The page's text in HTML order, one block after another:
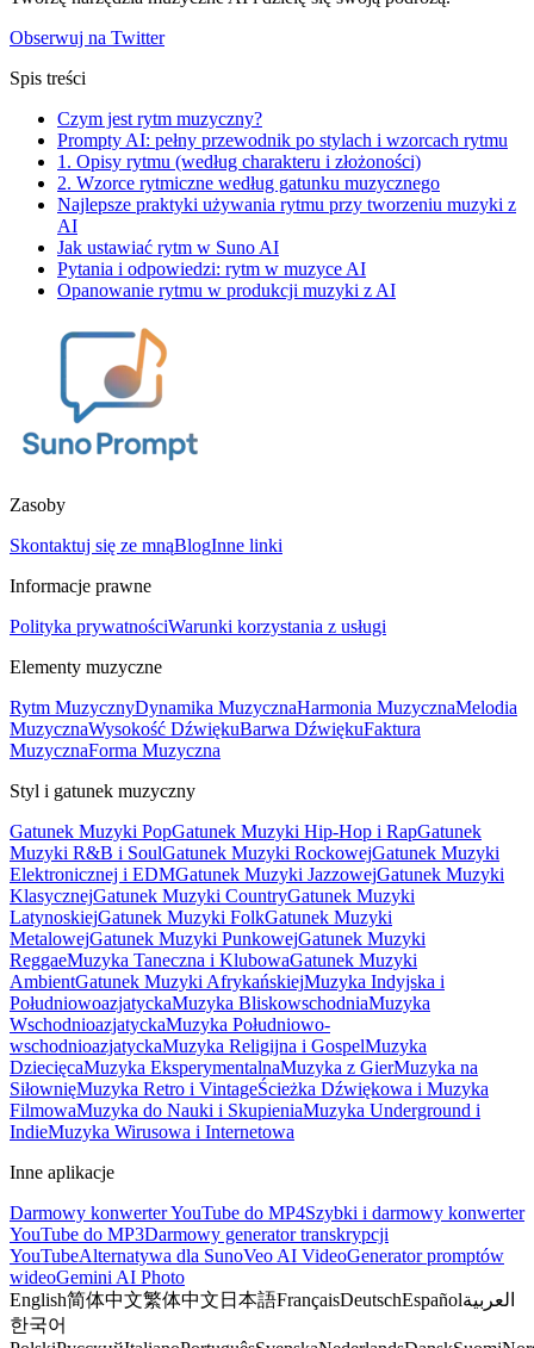
Obserwuj na Twitter
Spis treści
Czym jest rytm muzyczny?
Prompty AI: pełny przewodnik po stylach i wzorcach rytmu
1. Opisy rytmu (według charakteru i złożoności)
2. Wzorce rytmiczne według gatunku muzycznego
Najlepsze praktyki używania rytmu przy tworzeniu muzyki z
AI
Jak ustawiać rytm w Suno AI
Pytania i odpowiedzi: rytm w muzyce AI
Opanowanie rytmu w produkcji muzyki z AI
Zasoby
Skontaktuj się ze mnąBlogInne linki
Informacje prawne
Polityka prywatnościWarunki korzystania z usługi
Elementy muzyczne
Rytm MuzycznyDynamika MuzycznaHarmonia MuzycznaMelodia
MuzycznaWysokość DźwiękuBarwa DźwiękuFaktura
MuzycznaForma Muzyczna
Styl i gatunek muzyczny
Gatunek Muzyki PopGatunek Muzyki Hip-Hop i RapGatunek
Muzyki R&B i SoulGatunek Muzyki RockowejGatunek Muzyki
Elektronicznej i EDMGatunek Muzyki JazzowejGatunek Muzyki
KlasycznejGatunek Muzyki CountryGatunek Muzyki
LatynoskiejGatunek Muzyki FolkGatunek Muzyki
MetalowejGatunek Muzyki PunkowejGatunek Muzyki
ReggaeMuzyka Taneczna i KlubowaGatunek Muzyki
AmbientGatunek Muzyki AfrykańskiejMuzyka Indyjska i
PołudniowoazjatyckaMuzyka BliskowschodniaMuzyka
WschodnioazjatyckaMuzyka Południowo-
wschodnioazjatyckaMuzyka Religijna i GospelMuzyka
DziecięcaMuzyka EksperymentalnaMuzyka z GierMuzyka na
SiłownięMuzyka Retro i VintageŚcieżka Dźwiękowa i Muzyka
FilmowaMuzyka do Nauki i SkupieniaMuzyka Underground i
IndieMuzyka Wirusowa i Internetowa
Inne aplikacje
Darmowy konwerter YouTube do MP4Szybki i darmowy konwerter
YouTube do MP3Darmowy generator transkrypcji
YouTubeAlternatywa dla SunoVeo AI VideoGenerator promptów
wideoGemini AI Photo
English简体中文繁体中文 日本語FrançaisDeutschEspañolالعربية
한국어